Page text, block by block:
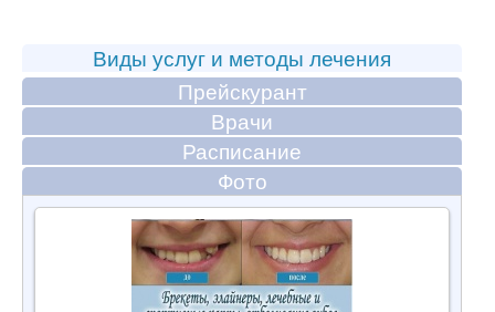
Виды услуг и методы лечения
Прейскурант
Врачи
Расписание
Фото